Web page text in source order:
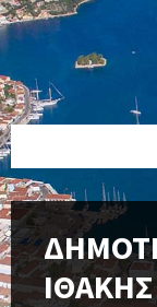
ΙΘΑΚΗΣ